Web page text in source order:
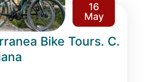
16
May
Bike Tours. C.